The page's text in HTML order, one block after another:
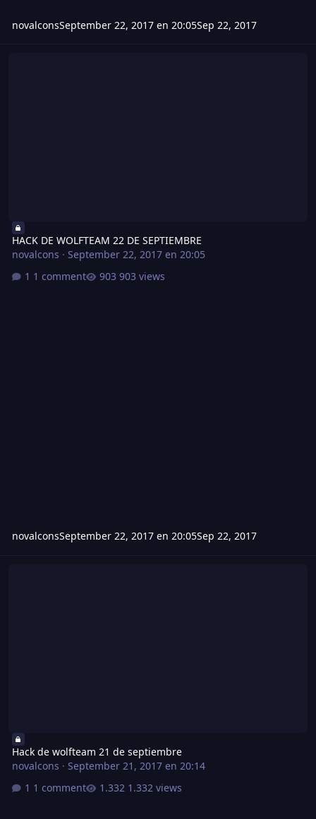
novalconsSeptember 22, 2017 en 20:05Sep 22, 2017
HACK DE WOLFTEAM 22 DE SEPTIEMBRE
novalcons · September 22, 2017 en 20:05
1 comment
903 views
novalconsSeptember 22, 2017 en 20:05Sep 22, 2017
Hack de wolfteam 21 de septiembre
novalcons · September 21, 2017 en 20:14
1 comment
1.332 views